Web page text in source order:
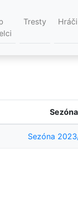
Tresty Hráči
Sezóna
Sezóna